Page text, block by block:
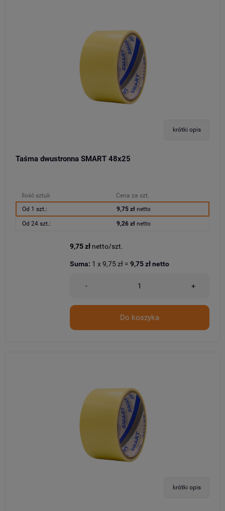
krótki opis
Taśma dwustronna SMART 48x25
Ilość sztuk
Cena za szt.
Od 1 szt.:
9,75 złnetto
Od 24 szt.: 9,26 złnetto
9,75 zł netto/szt.
- +
Do koszyka
Suma: 1 x9,75 zł = 9,75 złnetto
krótki opis